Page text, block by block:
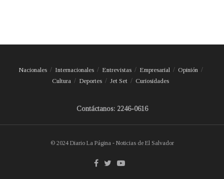
Nacionales Internacionales Entrevistas Empresarial
Opinión
Cultura
Deportes Jet Set Curiosidades
Contáctanos: 2246-0616
© 2024 Diario La Página - Noticias de El Salvador